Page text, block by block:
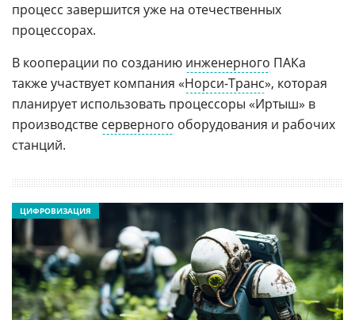
процесс завершится уже на отечественных
процессорах.
В кооперации по созданию инженерного ПАКа
также участвует компания «Норси-Транс», которая
планирует использовать процессоры «Иртыш» в
производстве серверного оборудования и рабочих
станций.
ЦИФРОВИЗАЦИЯ